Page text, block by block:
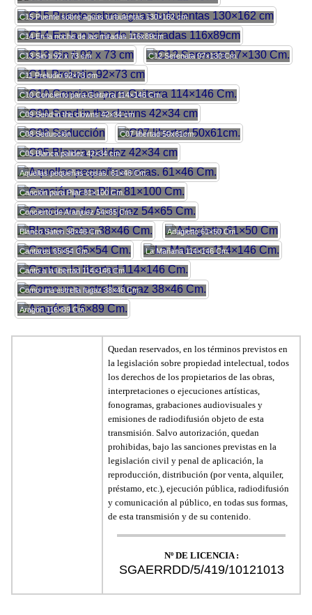
C15 Puente sobre aguas turbulentas 130×162 cm
C14 En la noche de las miradas 116x89cm
C13 Sin ti 92 x 73 cm C12 Serenata 97×130 Cm.
C11 Preludio 92×73 cm
C10 Concierto para Guitarra 114×146 Cm.
C09 Send in the clowns 42×34 cm
C08 Seducción C07 libertad 50x61cm.
C05 Blanca palidez 42×34 cm
Aquellas pequeñas cosas. 61×46 Cm.
Canción para Pilar 81×100 Cm.
Concierto de Aranjuez 54×65 Cm.
Blanco Saten 38×46 Cm. Adagietto 61×50 Cm
Cantares 65×54 Cm. La Mañana 114×146 Cm.
Canto a la libertad 114×146 Cm.
Como una estrella fugaz 38×46 Cm.
Aragón 116×89 Cm.
Quedan reservados, en los términos previstos en
la legislación sobre propiedad intelectual, todos
los derechos de los propietarios de las obras,
interpretaciones o ejecuciones artísticas,
fonogramas, grabaciones audiovisuales y
emisiones de radiodifusión objeto de esta
transmisión. Salvo autorización, quedan
prohibidas, bajo las sanciones previstas en la
legislación civil y penal de aplicación, la
reproducción, distribución (por venta, alquiler,
préstamo, etc.), ejecución pública, radiodifusión
y comunicación al público, en todas sus formas,
de esta transmisión y de su contenido.
Nº DE LICENCIA :
SGAERRDD/5/419/10121013